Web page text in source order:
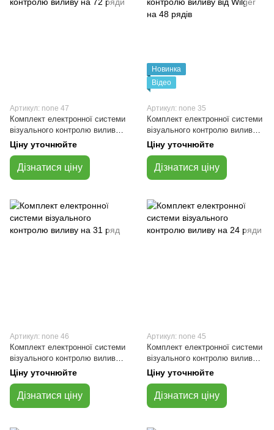
Артикул: none 47
Комплект електронної системи
візуального контролю виливу
на 72 ряди
Ціну уточнюйте
Дізнатися ціну
Новинка
Відео
Артикул: none 35
Комплект електронної системи
візуального контролю виливу
від Wilger на 48 рядів
Ціну уточнюйте
Дізнатися ціну
Артикул: none 46
Комплект електронної системи
візуального контролю виливу
на 31 ряд
Ціну уточнюйте
Дізнатися ціну
Артикул: none 45
Комплект електронної системи
візуального контролю виливу
на 24 ряди
Ціну уточнюйте
Дізнатися ціну